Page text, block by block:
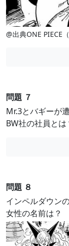
@出典ONE PIECE
問題 ７
Mr.3とバギーが
BW社の社員とは
問題 ８
インペルダウン
女性の名前は？